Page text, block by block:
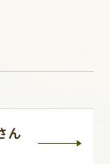
ん